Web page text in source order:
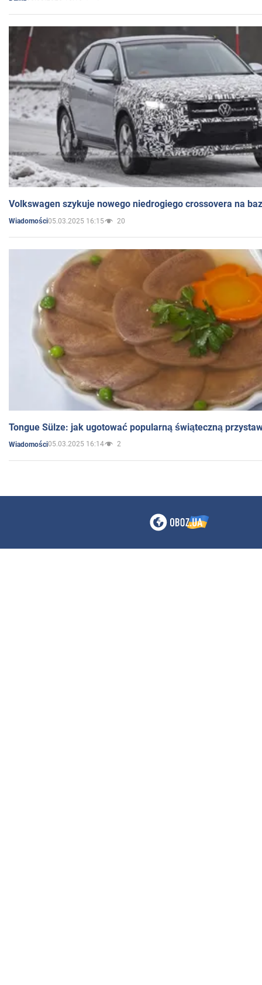
Volkswagen szykuje nowego niedrogiego crossovera na
Wiadomości05.03.2025 16:15 20
Tongue Sülze: jak ugotować popularną świąteczną
Wiadomości05.03.2025 16:14 2